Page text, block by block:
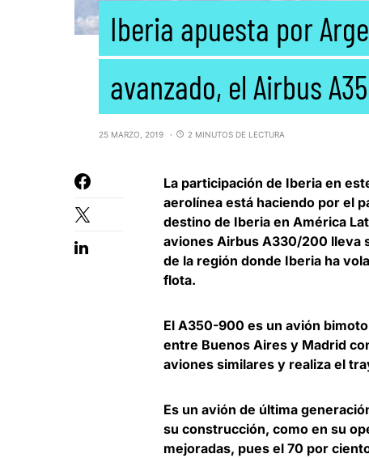
Iberia apuesta por
avanzado, el Airbus
25 MARZO, 2019 2 MINUTOS DE LECTURA
La participación de Iberia en
aerolínea está haciendo por el
destino de Iberia en América
aviones Airbus A330/200 lleva
de la región donde Iberia ha
flota.
El A350-900 es un avión
entre Buenos Aires y Madrid
aviones similares y realiza el
Es un avión de última
su construcción, como en su
mejoradas, pues el 70 por